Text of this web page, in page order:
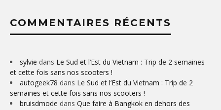
COMMENTAIRES RÉCENTS
sylvie dans Le Sud et l’Est du Vietnam : Trip de 2 semaines
et cette fois sans nos scooters !
autogeek78 dans Le Sud et l’Est du Vietnam : Trip de 2
semaines et cette fois sans nos scooters !
bruisdmode dans Que faire à Bangkok en dehors des